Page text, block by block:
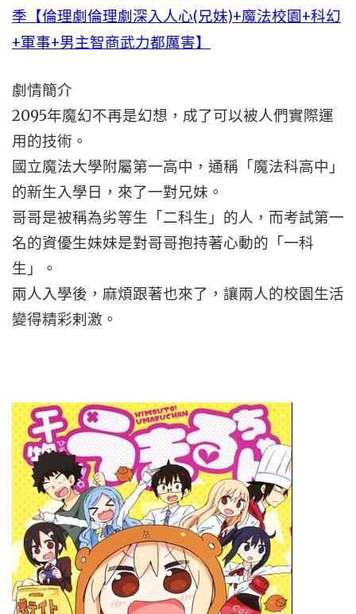
季【倫理劇倫理劇深入人心(兄妹)+魔法校園+科幻
+軍事+男主智商武力都厲害】
劇情簡介
2095年魔幻不再是幻想，成了可以被人們實際運
用的技術。
國立魔法大學附屬第一高中，通稱「魔法科高中」
的新生入學日，來了一對兄妹。
哥哥是被稱為劣等生「二科生」的人，而考試第一
名的資優生妹妹是對哥哥抱持著心動的「一科
生」。
兩人入學後，麻煩跟著也來了，讓兩人的校園生活
變得精彩剌激。